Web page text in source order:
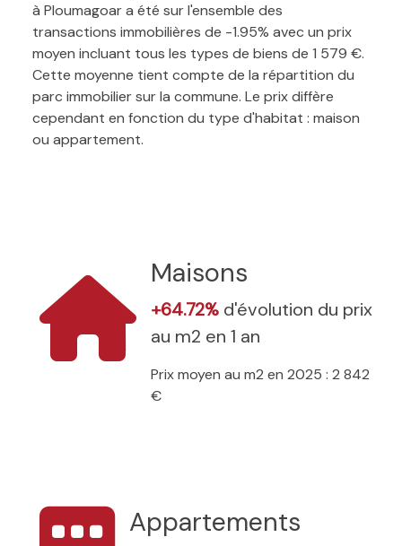
à Ploumagoar a été sur l'ensemble des
transactions immobilières de -1.95% avec un prix
moyen incluant tous les types de biens de 1 579 €.
Cette moyenne tient compte de la répartition du
parc immobilier sur la commune. Le prix diffère
cependant en fonction du type d'habitat : maison
ou appartement.
Maisons
+64.72% d'évolution du prix
au m2 en 1 an
Prix moyen au m2 en 2025 : 2 842
€
Appartements